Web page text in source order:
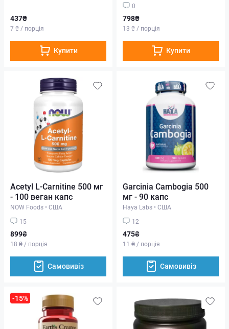
437₴
7 ₴ / порція
Купити
0
798₴
13 ₴ / порція
Купити
Acetyl L-Carnitine 500 мг
- 100 веган капс
NOW Foods • США
15
899₴
18 ₴ / порція
Самовивіз
Garcinia Cambogia 500
мг - 90 капс
Haya Labs • США
12
475₴
11 ₴ / порція
Самовивіз
-15%